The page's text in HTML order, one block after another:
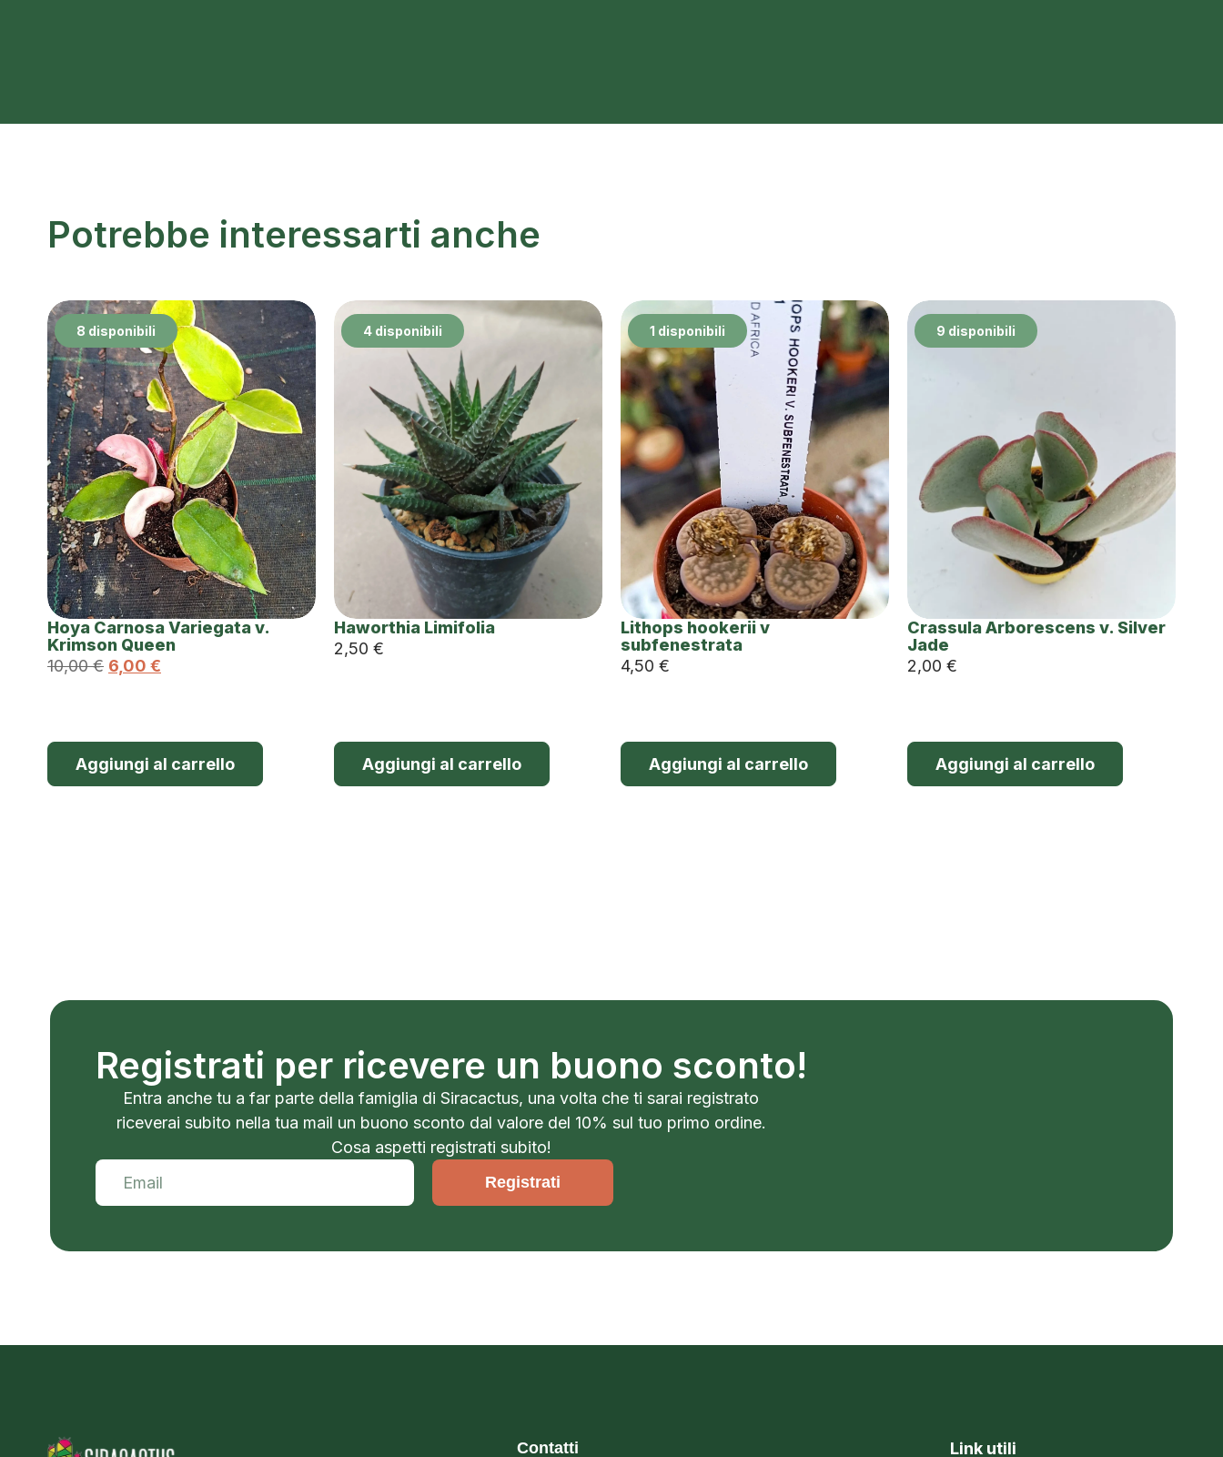
Potrebbe interessarti anche
8 disponibili
Hoya Carnosa Variegata v.
Krimson Queen
10,00€ 6,00 €
Aggiungi al carrello
4 disponibili
Haworthia Limifolia
2,50 €
Aggiungi al carrello
1 disponibili
Lithops hookerii v
subfenestrata
4,50 €
Aggiungi al carrello
9 disponibili
Crassula Arborescens v. Silver
Jade
2,00 €
Aggiungi al carrello
Registrati per ricevere un buono sconto!
Entra anche tu a far parte della famiglia di Siracactus, una volta che ti sarai registrato
riceverai subito nella tua mail un buono sconto dal valore del 10% sul tuo primo ordine.
Cosa aspetti registrati subito!
Registrati
Contatti Link utili